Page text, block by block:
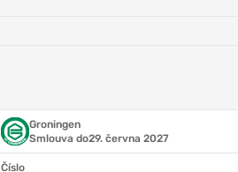
Groningen
Smlouva do29. června 2027
Číslo